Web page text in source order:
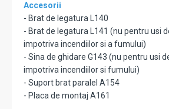
Accesorii
- Brat de legatura L140
- Brat de legatura L141 (nu pentru usi
impotriva incendiilor si a fumului)
- Sina de ghidare G143 (nu pentru usi
impotriva incendiilor si fumului)
- Suport brat paralel A154
- Placa de montaj A161